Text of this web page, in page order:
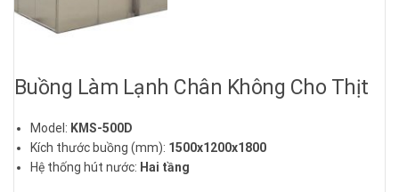
Buồng Làm Lạnh Chân Không Cho Thịt
Model: KMS-500D
Kích thước buồng (mm): 1500x1200x1800
Hệ thống hút nước: Hai tầng